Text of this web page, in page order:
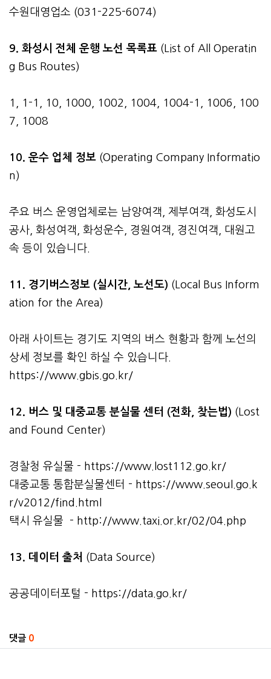
수원대영업소 (031-225-6074)
9. 화성시 전체 운행 노선 목록표 (List of All Operatin
g Bus Routes)
1, 1-1, 10, 1000, 1002, 1004, 1004-1, 1006, 100
7, 1008
10. 운수 업체 정보 (Operating Company Informatio
n)
주요 버스 운영업체로는 남양여객, 제부여객, 화성도시
공사, 화성여객, 화성운수, 경원여객, 경진여객, 대원고
속 등이 있습니다.
11. 경기버스정보 (실시간, 노선도) (Local Bus Inform
ation for the Area)
아래 사이트는 경기도 지역의 버스 현황과 함께 노선의
상세 정보를 확인 하실 수 있습니다.
https://www.gbis.go.kr/
12. 버스 및 대중교통 분실물 센터 (전화, 찾는법) (Lost
and Found Center)
경찰청 유실물 - https://www.lost112.go.kr/
대중교통 통합분실물센터 - https://www.seoul.go.k
r/v2012/find.html
택시 유실물 - http://www.taxi.or.kr/02/04.php
13. 데이터 출처 (Data Source)
공공데이터포털 - https://data.go.kr/
댓글 0